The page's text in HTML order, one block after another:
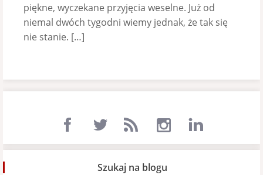
piękne, wyczekane przyjęcia weselne. Już od
niemal dwóch tygodni wiemy jednak, że tak się
nie stanie. […]
Szukaj na blogu